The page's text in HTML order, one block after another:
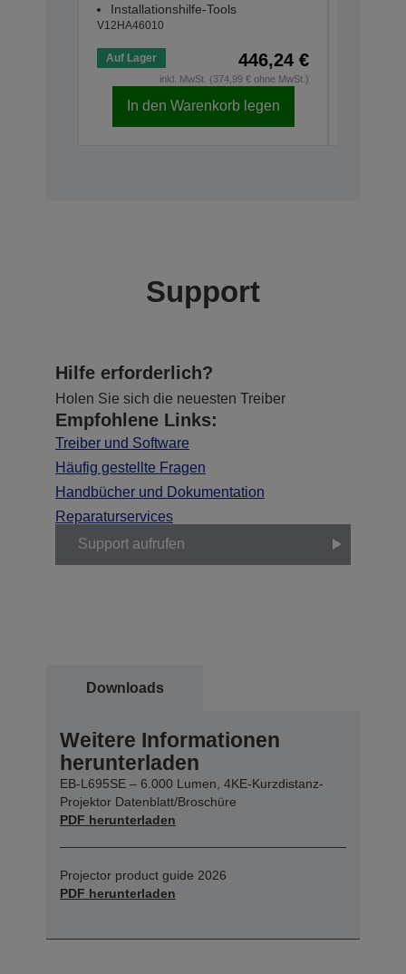
Installationshilfe-Tools
V12HA46010
Auf Lager 446,24 €
inkl. MwSt. (374,99 € ohne MwSt.)
In den Warenkorb legen
Support
Hilfe erforderlich?
Holen Sie sich die neuesten Treiber
Empfohlene Links:
Treiber und Software
Häufig gestellte Fragen
Handbücher und Dokumentation
Reparaturservices
Support aufrufen
Downloads
Weitere Informationen
herunterladen
EB-L695SE – 6.000 Lumen, 4KE-Kurzdistanz-
Projektor Datenblatt/Broschüre
PDF herunterladen
Projector product guide 2026
PDF herunterladen